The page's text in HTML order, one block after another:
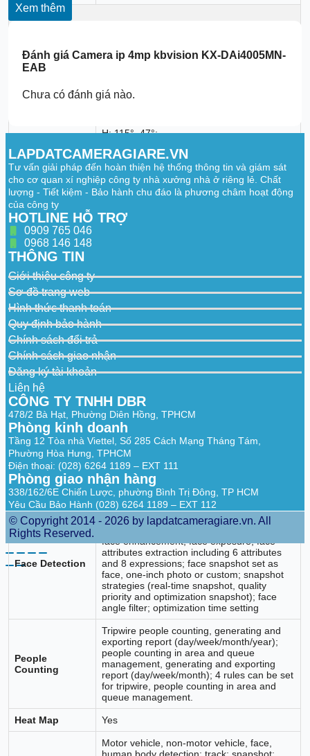
Lens Mount φ14
Focal Length 2.7 mm–12 mm
H: 115°–47°;
D: 137°–54°
Iris Control Auto
Close Focus
Distance
DORI Distance
(171.59 ft) (T)
Recognize:11.5 m (37.73 ft) (W), 26.2 m
(85.96 ft) (T)
Identify:5.8 m (19.03 ft) (W), 13.1 m
(42.98 ft) (T)
IVS (Perimeter
Protection)
Intrusion, tripwire, fast moving (the three
accurate detection of vehicle and human);
loitering detection, people gathering, and
parking detection
Smart Object
Detection
Smart abandoned object; smart missing
object
SMD 3.0 Less false alarm, longer detection distance
AI SSA Yes
Face Detection
Face detection; track; snapshot; snapshot
optimization; optimal face snapshot upload;
face enhancement; face exposure; face
attributes extraction including 6 attributes
and 8 expressions; face snapshot set as
face, one-inch photo or custom; snapshot
strategies (real-time snapshot, quality
priority and optimization snapshot); face
angle filter; optimization time setting
People
Counting
Tripwire people counting, generating and
exporting report (day/week/month/year);
people counting in area and queue
management, generating and exporting
report (day/week/month); 4 rules can be set
for tripwire, people counting in area and
queue management.
Heat Map Yes
Motor vehicle, non-motor vehicle, face,
Xem thêm
Đánh giáCamera ip 4mp kbvision KX-DAi4005MN-
EAB
Chưa có đánh giá nào.
LAPDATCAMERAGIARE.VN
Tư vấn giải pháp đến hoàn thiện hệ thống thông tin và giám sát
cho cơ quan xí nghiệp công ty nhà xưởng nhà ở riêng lẻ. Chất
lượng - Tiết kiệm - Bảo hành chu đáo là phương châm hoạt động
của công ty
HOTLINE HỖ TRỢ
0909 765 046
0968 146 148
THÔNG TIN
Giới thiệu công ty
Sơ đồ trang web
Hình thức thanh toán
Quy định bảo hành
Chính sách đổi trả
Chính sách giao nhận
Đăng ký tài khoản
Liên hệ
CÔNG TY TNHH DBR
478/2 Bà Hạt, Phường Diên Hồng, TPHCM
Phòng kinh doanh
Tầng 12 Tòa nhà Viettel, Số 285 Cách Mạng Tháng Tám,
Phường Hòa Hưng, TPHCM
Điện thoại: (028) 6264 1189 – EXT 111
Phòng giao nhận hàng
338/162/6E Chiến Lược, phường Bình Trị Đông, TP HCM
Yêu Cầu Bảo Hành (028) 6264 1189 – EXT 112
© Copyright 2014 - 2026 by lapdatcameragiare.vn. All
Rights Reserved.